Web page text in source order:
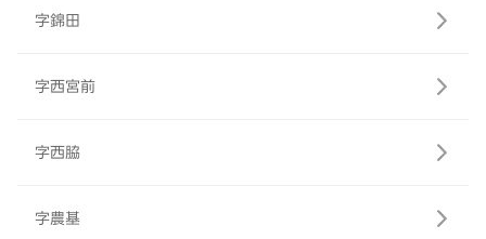
字錦田
字西宮前
字西脇
字農基